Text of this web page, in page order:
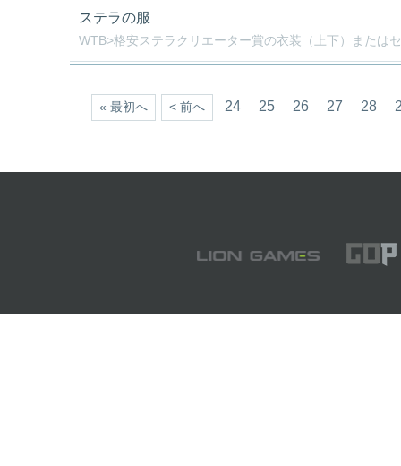
ステラの服
WTB>格安ステラクリエーター賞の衣装（上下）または
« 最初へ < 前へ 24 25 26 27 28